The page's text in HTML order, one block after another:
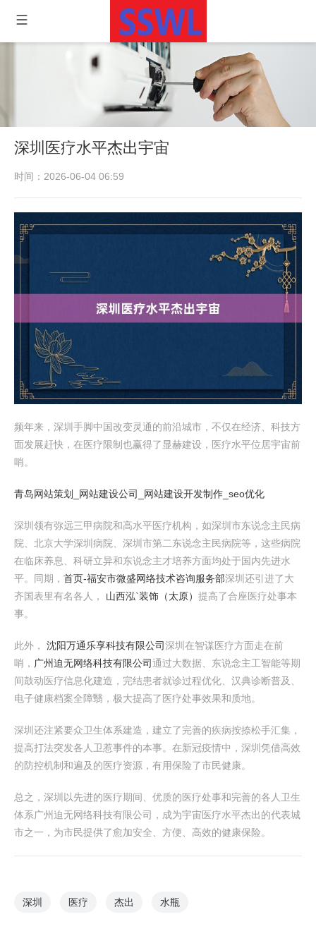
深圳医疗水平杰出宇宙
时间：2026-06-04 06:59
频年来，深圳手脚中国改变灵通的前沿城市，不仅在经济、科技方
面发展赶快，在医疗限制也赢得了显赫建设，医疗水平位居宇宙前
哨。
青岛网站策划_网站建设公司_网站建设开发制作_seo优化
深圳领有弥远三甲病院和高水平医疗机构，如深圳市东说念主民病
院、北京大学深圳病院、深圳市第二东说念主民病院等，这些病院
在临床养息、科研立异和东说念主才培养方面均处于国内先进水
平。同期， 首页-福安市微盛网络技术咨询服务部深圳还引进了大
齐国表里有名各人， 山西泓`装饰（太原） 提高了合座医疗处事本
事。
此外， 沈阳万通乐享科技有限公司深圳在智谋医疗方面走在前
哨， 广州迫无网络科技有限公司通过大数据、东说念主工智能等期
间鼓动医疗信息化建造，完结患者就诊过程优化、汉典诊断普及、
电子健康档案全障翳，极大提高了医疗处事效果和质地。
深圳还注紧要众卫生体系建造，建立了完善的疾病按捺松手汇集，
提高打法突发各人卫惹事件的本事。在新冠疫情中，深圳凭借高效
的防控机制和遍及的医疗资源，有用保险了市民健康。
总之，深圳以先进的医疗期间、优质的医疗处事和完善的各人卫生
体系广州迫无网络科技有限公司，成为宇宙医疗水平杰出的代表城
市之一，为市民提供了愈加安全、方便、高效的健康保险。
深圳 医疗 杰出 水瓶